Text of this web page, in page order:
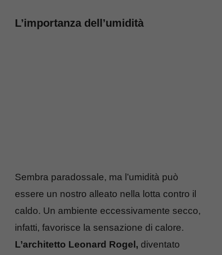
L’importanza dell’umidità
Sembra paradossale, ma l’umidità può
essere un nostro alleato nella lotta contro il
caldo. Un ambiente eccessivamente secco,
infatti, favorisce la sensazione di calore.
L’architetto Leonard Rogel, diventato